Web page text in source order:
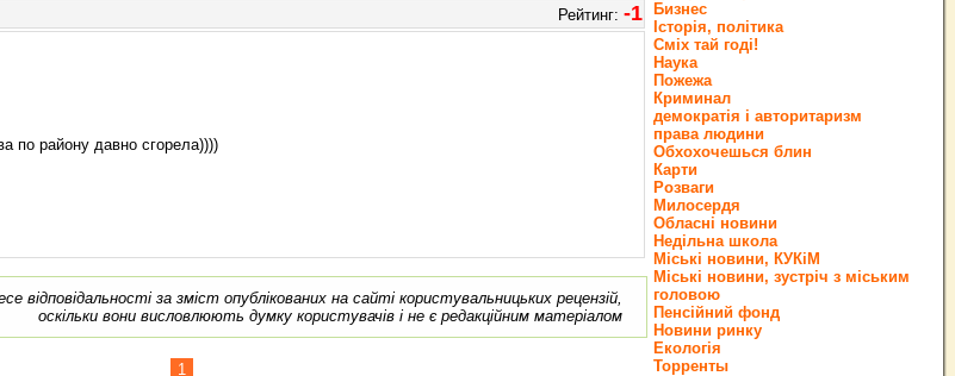
Рейтинг: -1
по району давно сгорела))))
відповідальності за зміст опублікованих на сайті користувальницьких рецензій,
оскільки вони висловлюють думку користувачів і не є редакційним матеріалом
1
Бизнес
Історія, політика
Сміх тай годі!
Наука
Пожежа
Криминал
демократія і авторитаризм
права людини
Обхохочешься блин
Карти
Розваги
Милосердя
Обласні новини
Недільна школа
Міські новини, КУКіМ
Міські новини, зустріч з міським
головою
Пенсійний фонд
Новини ринку
Екологія
Торренты